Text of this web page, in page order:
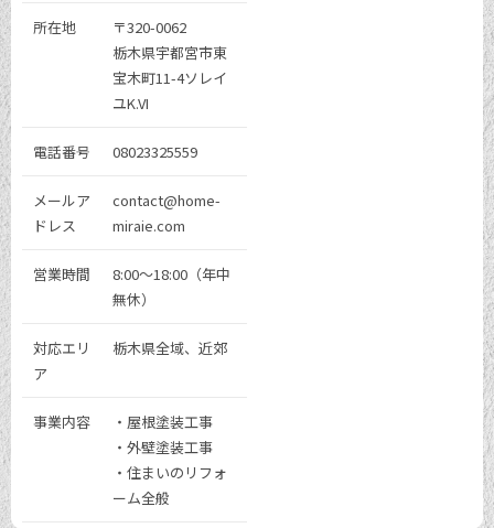
所在地
〒320-0062
栃木県宇都宮市東
宝木町11-4ソレイ
ユK.VI
電話番号 08023325559
メールア
ドレス
contact@home-
miraie.com
営業時間
8:00～18:00（年中
無休）
対応エリ
ア
栃木県全域、近郊
事業内容
・屋根塗装工事
・外壁塗装工事
・住まいのリフォ
ーム全般